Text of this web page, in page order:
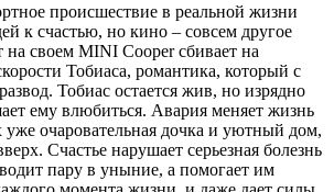
происшествие в реальной жизни
к счастью, но кино – совсем другое
своем MINI Cooper сбивает на
Тобиаса, романтика, который с
Тобиас остается жив, но изрядно
ему влюбиться. Авария меняет жизнь
уже очаровательная дочка и уютный дом,
Счастье нарушает серьезная болезнь
пару в уныние, а помогает им